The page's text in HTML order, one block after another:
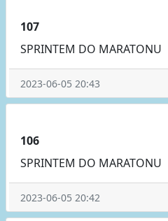
107
SPRINTEM DO MARATONU
2023-06-05 20:43
106
SPRINTEM DO MARATONU
2023-06-05 20:42